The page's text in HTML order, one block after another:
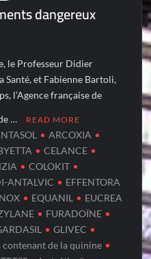
dangereux
le Professeur Didier
Santé, et Fabienne Bartoli,
l’Agence française de
… READ MORE
ARCOXIA
CELANCE
COLOKIT
ANTALVIC
EFFENTORA
EQUANIL
EUCREA
FURADOÏNE
GLIVEC
de la quinine